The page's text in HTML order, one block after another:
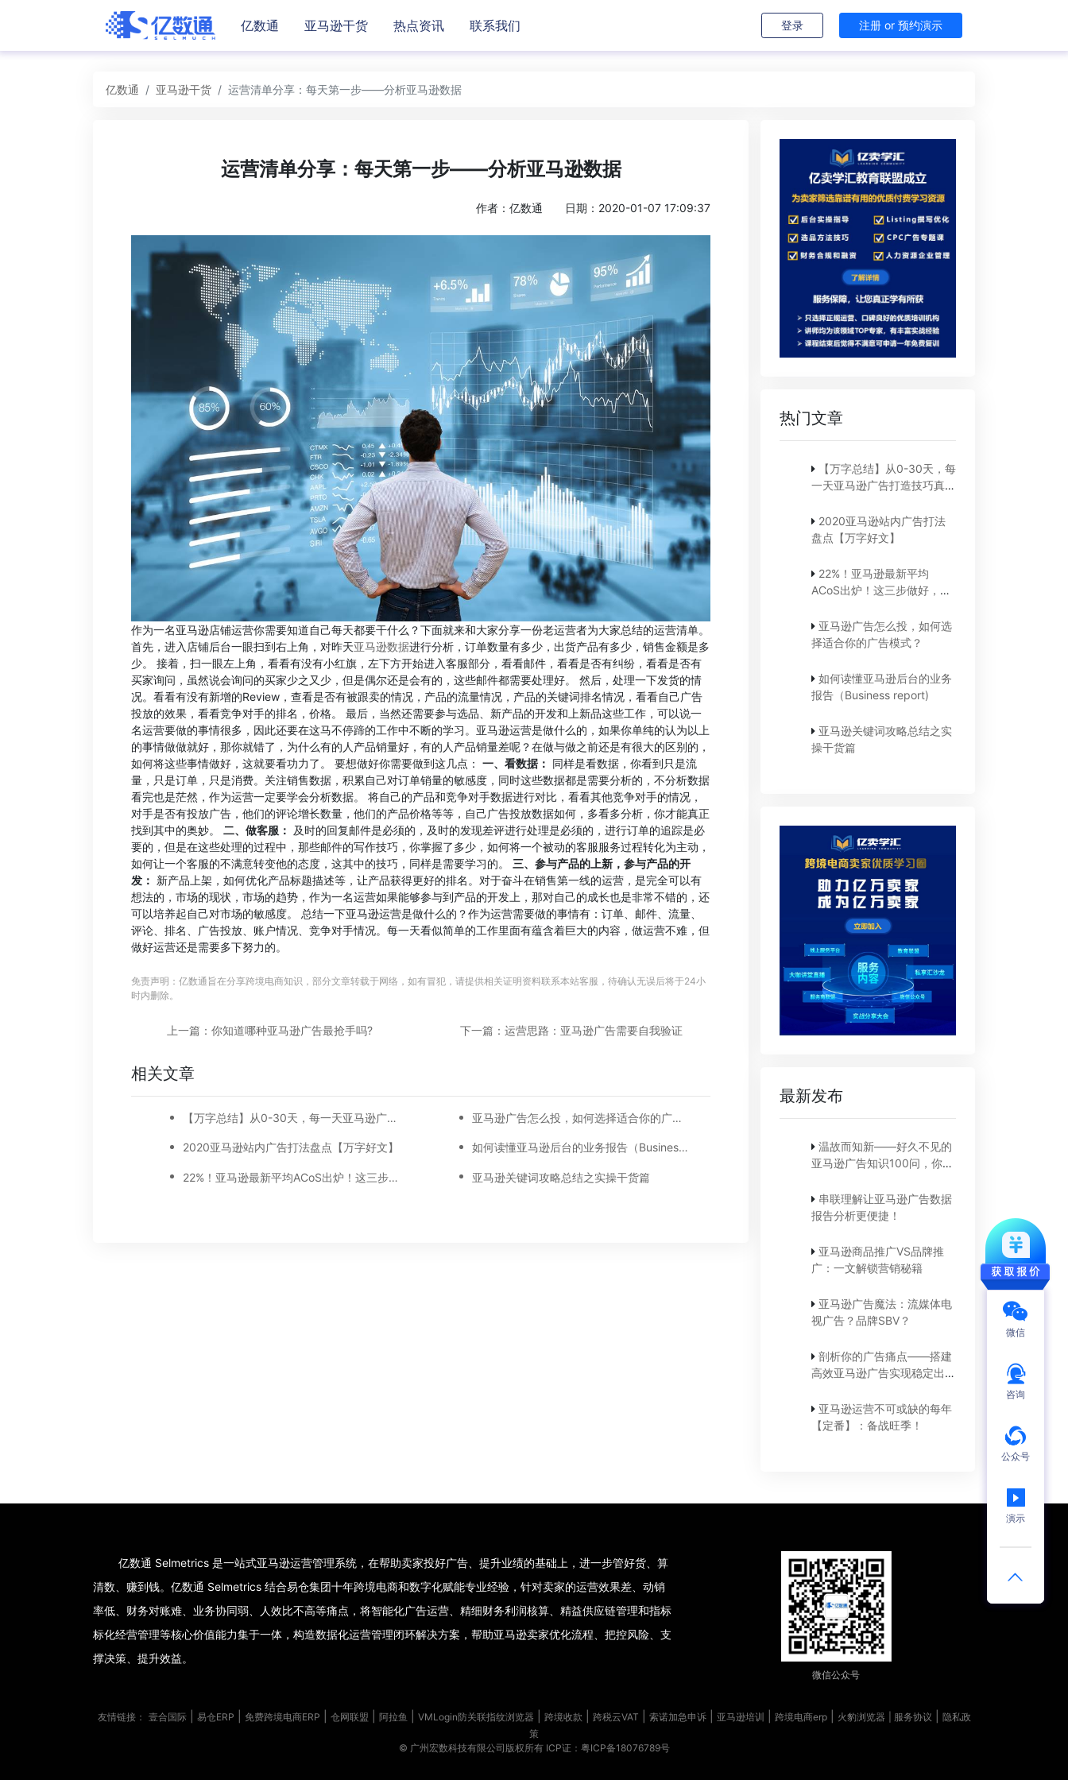
亿数通 亚马逊干货 热点资讯 联系我们 登录 注册 or 预约演示
亿数通 亚马逊干货 运营清单分享：每天第一步——分析亚马逊数据
运营清单分享：每天第一步——分析亚马逊数据
作者：亿数通 日期：2020-01-07 17:09:37
作为一名亚马逊店铺运营你需要知道自己每天都要干什么？下面就来和大家分享一份老运营者为大家总结的运营清单。
首先，进入店铺后台一眼扫到右上角，对昨天亚马逊数据进行分析，订单数量有多少，出货产品有多少，销售金额是多
少。 接着，扫一眼左上角，看看有没有小红旗，左下方开始进入客服部分，看看邮件，看看是否有纠纷，看看是否有
买家询问，虽然说会询问的买家少之又少，但是偶尔还是会有的，这些邮件都需要处理好。 然后，处理一下发货的情
况。看看有没有新增的Review，查看是否有被跟卖的情况，产品的流量情况，产品的关键词排名情况，看看自己广告
投放的效果，看看竞争对手的排名，价格。 最后，当然还需要参与选品、新产品的开发和上新品这些工作，可以说一
名运营要做的事情很多，因此还要在这马不停蹄的工作中不断的学习。亚马逊运营是做什么的，如果你单纯的认为以上
的事情做做就好，那你就错了，为什么有的人产品销量好，有的人产品销量差呢？在做与做之前还是有很大的区别的，
如何将这些事情做好，这就要看功力了。 要想做好你需要做到这几点： 一、看数据： 同样是看数据，你看到只是流
量，只是订单，只是消费。关注销售数据，积累自己对订单销量的敏感度，同时这些数据都是需要分析的，不分析数据
看完也是茫然，作为运营一定要学会分析数据。 将自己的产品和竞争对手数据进行对比，看看其他竞争对手的情况，
对手是否有投放广告，他们的评论增长数量，他们的产品价格等等，自己广告投放数据如何，多看多分析，你才能真正
找到其中的奥妙。 二、做客服： 及时的回复邮件是必须的，及时的发现差评进行处理是必须的，进行订单的追踪是必
要的，但是在这些处理的过程中，那些邮件的写作技巧，你掌握了多少，如何将一个被动的客服服务过程转化为主动，
如何让一个客服的不满意转变他的态度，这其中的技巧，同样是需要学习的。 三、参与产品的上新，参与产品的开
发： 新产品上架，如何优化产品标题描述等，让产品获得更好的排名。对于奋斗在销售第一线的运营，是完全可以有
想法的，市场的现状，市场的趋势，作为一名运营如果能够参与到产品的开发上，那对自己的成长也是非常不错的，还
可以培养起自己对市场的敏感度。 总结一下亚马逊运营是做什么的？作为运营需要做的事情有：订单、邮件、流量、
评论、排名、广告投放、账户情况、竞争对手情况。每一天看似简单的工作里面有蕴含着巨大的内容，做运营不难，但
做好运营还是需要多下努力的。
免责声明：亿数通旨在分享跨境电商知识，部分文章转载于网络，如有冒犯，请提供相关证明资料联系本站客服，待确认无误后将于24小
时内删除。
上一篇：你知道哪种亚马逊广告最抢手吗? 下一篇：运营思路：亚马逊广告需要自我验证
相关文章
【万字总结】从0-30天，每一天亚马逊广告打造技巧真实案例细节分享
2020亚马逊站内广告打法盘点【万字好文】
22%！亚马逊最新平均ACoS出炉！这三步做好，ACoS优化差不了！
亚马逊广告怎么投，如何选择适合你的广告模式？
如何读懂亚马逊后台的业务报告（Business report)
亚马逊关键词攻略总结之实操干货篇
热门文章
【万字总结】从0-30天，每
一天亚马逊广告打造技巧真实
2020亚马逊站内广告打法
盘点【万字好文】
22%！亚马逊最新平均
ACoS出炉！这三步做好，
亚马逊广告怎么投，如何选
择适合你的广告模式？
如何读懂亚马逊后台的业务
报告（Business report)
亚马逊关键词攻略总结之实
操干货篇
最新发布
温故而知新——好久不见的
亚马逊广告知识100问，你还
串联理解让亚马逊广告数据
报告分析更便捷！
亚马逊商品推广VS品牌推
广：一文解锁营销秘籍
亚马逊广告魔法：流媒体电
视广告？品牌SBV？
剖析你的广告痛点——搭建
高效亚马逊广告实现稳定出
亚马逊运营不可或缺的每年
【定番】：备战旺季！
亿数通 Selmetrics 是一站式亚马逊运营管理系统，在帮助卖家投好广告、提升业绩的基础上，进一步管好货、算
清数、赚到钱。亿数通 Selmetrics 结合易仓集团十年跨境电商和数字化赋能专业经验，针对卖家的运营效果差、动销
率低、财务对账难、业务协同弱、人效比不高等痛点，将智能化广告运营、精细财务利润核算、精益供应链管理和指标
标化经营管理等核心价值能力集于一体，构造数据化运营管理闭环解决方案，帮助亚马逊卖家优化流程、把控风险、支
撑决策、提升效益。
微信公众号
友情链接： 壹合国际| 易仓ERP 免费跨境电商ERP 仓网联盟 阿拉鱼 VMLogin防关联指纹浏览器 跨境收款 跨税云VAT 索诺加急申诉| 亚马逊培训 跨境电商erp| 火豹浏览器 | 服务协议
隐私政
策
© 广州宏数科技有限公司版权所有 ICP证：粤ICP备18076789号
微信
咨询
公众号
演示